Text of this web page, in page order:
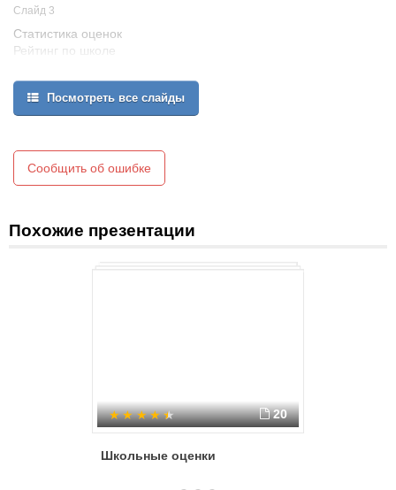
Слайд 3
Статистика оценок
Рейтинг по школе
Посмотреть все слайды
Сообщить об ошибке
Похожие презентации
20
Школьные оценки